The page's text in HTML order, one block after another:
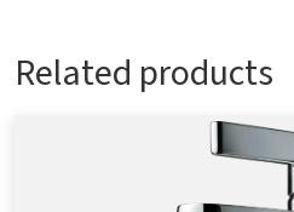
Related products